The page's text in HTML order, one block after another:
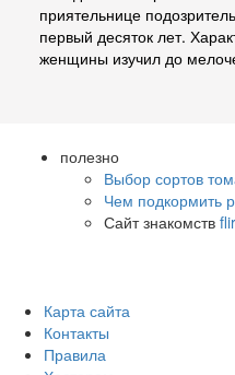
приятельнице
первый десяток лет.
женщины изучил до
полезно
Выбор сортов
Чем подкормить
Сайт знакомств
Карта сайта
Контакты
Правила